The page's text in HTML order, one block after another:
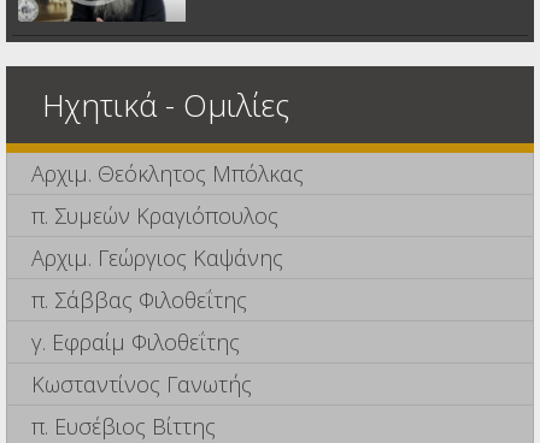
Ηχητικά - Ομιλίες
Αρχιμ. Θεόκλητος Μπόλκας
π. Συμεών Κραγιόπουλος
Αρχιμ. Γεώργιος Καψάνης
π. Σάββας Φιλοθεΐτης
γ. Εφραίμ Φιλοθεΐτης
Κωσταντίνος Γανωτής
π. Ευσέβιος Βίττης